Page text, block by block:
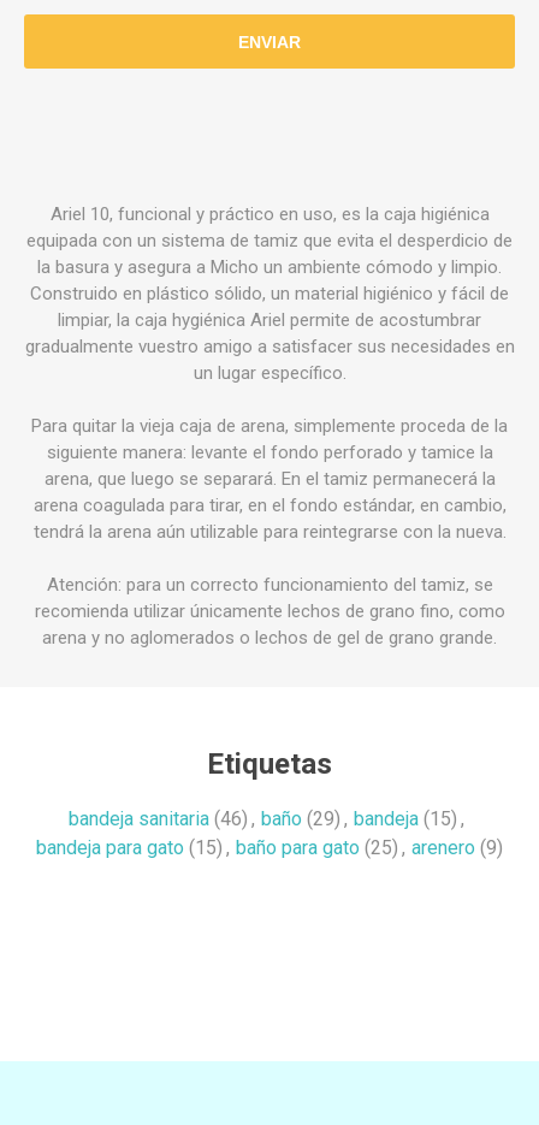
Ariel 10, funcional y práctico en uso, es la caja higiénica
equipada con un sistema de tamiz que evita el desperdicio de
la basura y asegura a Micho un ambiente cómodo y limpio.
Construido en plástico sólido, un material higiénico y fácil de
limpiar, la caja hygiénica Ariel permite de acostumbrar
gradualmente vuestro amigo a satisfacer sus necesidades en
un lugar específico.
Para quitar la vieja caja de arena, simplemente proceda de la
siguiente manera: levante el fondo perforado y tamice la
arena, que luego se separará. En el tamiz permanecerá la
arena coagulada para tirar, en el fondo estándar, en cambio,
tendrá la arena aún utilizable para reintegrarse con la nueva.
Atención: para un correcto funcionamiento del tamiz, se
recomienda utilizar únicamente lechos de grano fino, como
arena y no aglomerados o lechos de gel de grano grande.
Etiquetas
bandeja sanitaria (46) , baño (29) , bandeja (15) ,
bandeja para gato (15) , baño para gato (25) , arenero (9)